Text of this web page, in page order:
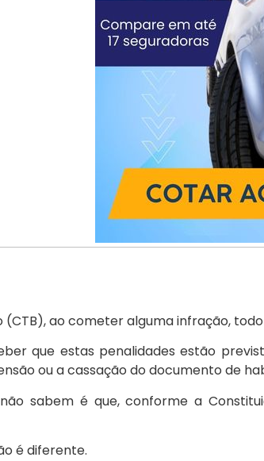
(CTB), ao cometer alguma infração,
que estas penalidades estão
ou a cassação do documento de
sabem é que, conforme a
é diferente.